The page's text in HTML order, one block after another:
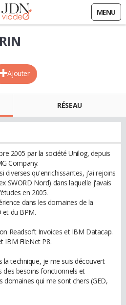
MENU
Ajouter
RÉSEAU
2005 par la société Unilog, depuis
Company.
diverses qu'enrichissantes, j'ai rejoins
SWORD Nord) dans laquelle j'avais
en 2005.
dans les domaines de la
et du BPM.
Readsoft Invoices et IBM Datacap.
IBM FileNet P8.
la technique, je me suis découvert
des besoins fonctionnels et
domaines qui me sont chers (GED,